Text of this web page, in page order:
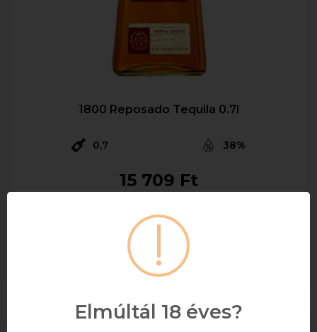
1800 Reposado Tequila 0.7l
0,7 38%
15 709 Ft
Bruttó ár
Kosárba
Elmúltál 18 éves?